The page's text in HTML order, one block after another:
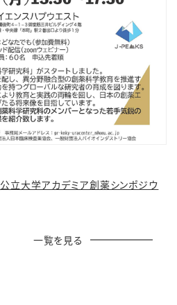
立大学アカデミア創薬シンポジウ
一覧を見る